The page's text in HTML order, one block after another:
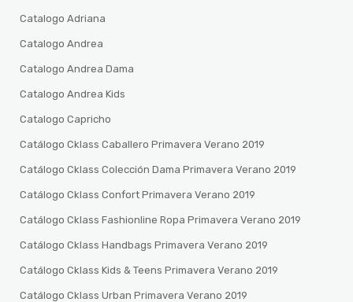
Catalogo Adriana
Catalogo Andrea
Catalogo Andrea Dama
Catalogo Andrea Kids
Catalogo Capricho
Catálogo Cklass Caballero Primavera Verano 2019
Catálogo Cklass Colección Dama Primavera Verano 2019
Catálogo Cklass Confort Primavera Verano 2019
Catálogo Cklass Fashionline Ropa Primavera Verano 2019
Catálogo Cklass Handbags Primavera Verano 2019
Catálogo Cklass Kids & Teens Primavera Verano 2019
Catálogo Cklass Urban Primavera Verano 2019